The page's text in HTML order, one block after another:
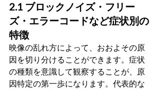
2.1 ブロックノイズ・フリー
ズ・エラーコードなど症状別の
特徴
映像の乱れ方によって、おおよその原
因を切り分けることができます。症状
の種類を意識して観察することが、原
因特定の第一歩になります。代表的な